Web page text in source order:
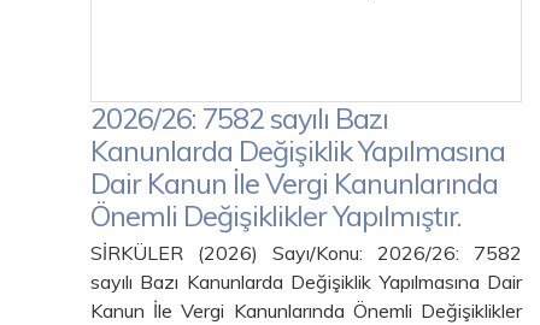
2026/26: 7582 sayılı Bazı
Kanunlarda Değişiklik Yapılmasına
Dair Kanun İle Vergi Kanunlarında
Önemli Değişiklikler Yapılmıştır.
SİRKÜLER (2026) Sayı/Konu: 2026/26: 7582
sayılı Bazı Kanunlarda Değişiklik Yapılmasına Dair
Kanun İle Vergi Kanunlarında Önemli Değişiklikler